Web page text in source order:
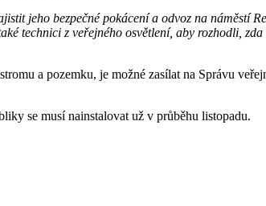
jeho bezpečné pokácení a odvoz na náměstí
technici z veřejného osvětlení, aby rozhodli,
a pozemku, je možné zasílat na Správu
se musí nainstalovat už v průběhu listopadu.